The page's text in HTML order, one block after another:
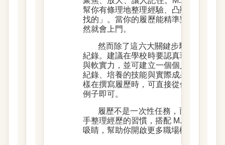
幫你有條理地整理經驗、凸顯能力，讓
找的」。當你的履歷能精準對準職缺需
然就會上門。
然而除了這六大關鍵步驟外，寫出
紀錄。建議在學校時要認真玩、認真學
與軟實力，並可建立一個個人經歷資料
紀錄、培養的技能與實際成果，隨時記
樣在撰寫履歷時，可直接從個人經歷資
例子即可。
履歷不是一次性任務，而是長期累
手整理經歷的習慣，搭配 M.A.S.T.E.R.
吸睛，幫助你開啟更多職場機會。